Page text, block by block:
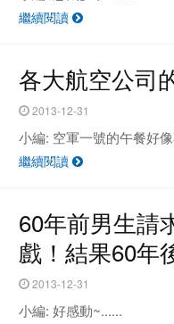
繼續閱讀
各大航空公司
2013-12-31
小編: 空軍一號的午餐好
繼續閱讀
60年前男生請
戲！結果60年
2013-12-31
小編: 好感動~......